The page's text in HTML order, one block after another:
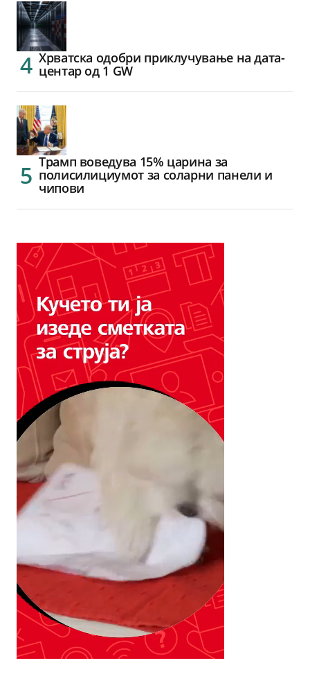
Хрватска одобри приклучување на дата-
центар од 1 GW
Трамп воведува 15% царина за
полисилициумот за соларни панели и
чипови